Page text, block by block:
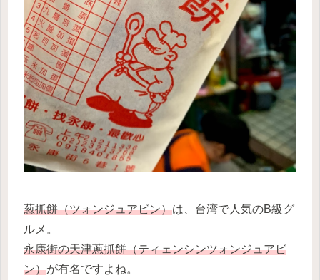
葱抓餅（ツォンジュアビン）は、台湾で人気のB級グ
ルメ。
永康街の天津蔥抓餅（ティェンシンツォンジュアビ
ン）が有名ですよね。